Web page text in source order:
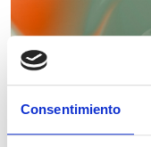
Consentimiento